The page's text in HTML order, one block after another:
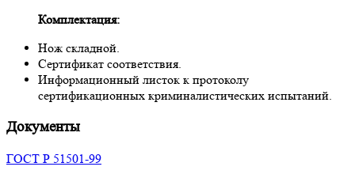
Комплектация:
Нож складной.
Сертификат соответствия.
Информационный листок к протоколу
сертификационных криминалистических испытаний.
Документы
ГОСТ Р 51501-99